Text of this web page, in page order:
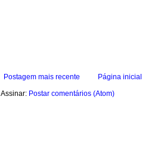
Postagem mais recente
Página inicial
Assinar: Postar comentários (Atom)